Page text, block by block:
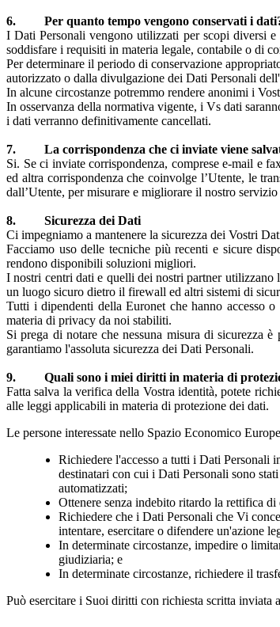
6. Per quanto tempo vengono conservati i
I Dati Personali vengono utilizzati per scopi diversi
soddisfare i requisiti in materia legale, contabile o di
Per determinare il periodo di conservazione
autorizzato o dalla divulgazione dei Dati Personali
In alcune circostanze potremmo rendere anonimi i
In osservanza della normativa vigente, i Vs dati
i dati verranno definitivamente cancellati.
7. La corrispondenza che ci inviate viene
Si. Se ci inviate corrispondenza, comprese e-mail e
ed altra corrispondenza che coinvolge l’Utente, le
dall’Utente, per misurare e migliorare il nostro
8. Sicurezza dei Dati
Ci impegniamo a mantenere la sicurezza dei Vostri
Facciamo uso delle tecniche più recenti e sicure
rendono disponibili soluzioni migliori.
I nostri centri dati e quelli dei nostri partner utilizzano
un luogo sicuro dietro il firewall ed altri sistemi di
Tutti i dipendenti della Euronet che hanno accesso
materia di privacy da noi stabiliti.
Si prega di notare che nessuna misura di sicurezza
garantiamo l'assoluta sicurezza dei Dati Personali.
9. Quali sono i miei diritti in materia di
Fatta salva la verifica della Vostra identità, potete
alle leggi applicabili in materia di protezione dei dati.
Le persone interessate nello Spazio Economico
Richiedere l'accesso a tutti i Dati Personali
destinatari con cui i Dati Personali sono
automatizzati;
Ottenere senza indebito ritardo la rettifica di
Richiedere che i Dati Personali che Vi
intentare, esercitare o difendere un'azione
In determinate circostanze, impedire o
giudiziaria; e
In determinate circostanze, richiedere il
Può esercitare i Suoi diritti con richiesta scritta inviata